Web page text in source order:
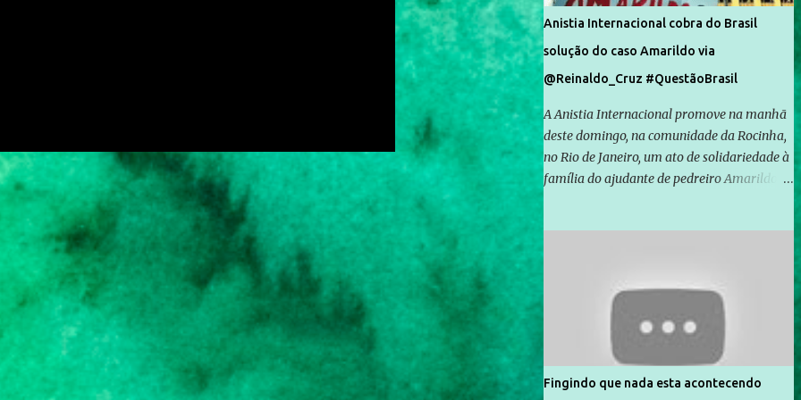
Anistia Internacional cobra do Brasil
solução do caso Amarildo via
@Reinaldo_Cruz #QuestãoBrasil
A Anistia Internacional promove na manhã
deste domingo, na comunidade da Rocinha,
no Rio de Janeiro, um ato de solidariedade à
família do ajudante de pedreiro Amarildo de
Rocinha. A assessora de Direitos Humanos
da Anistia Internacional, Renata Neder, disse
à Agência Brasil que ações e atividades de
mobilização são feitas normalmente pela
organização não governamental. As ações
de solidariedade são promovidas em apoio
Fingindo que nada esta acontecendo